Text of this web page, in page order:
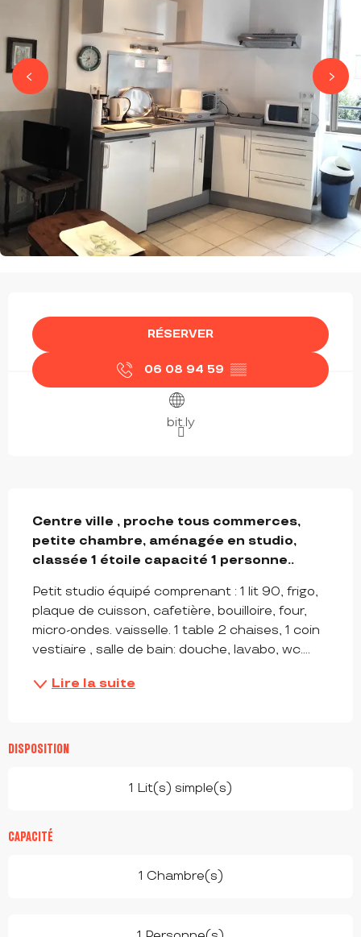
OUVERTURE ET COORDONNÉES
RÉSERVER
06 08 94 59 ▒▒
bit.ly
Centre ville , proche tous commerces,
petite chambre, aménagée en studio,
classée 1 étoile capacité 1 personne..
Petit studio équipé comprenant : 1 lit 90, frigo,
plaque de cuisson, cafetière, bouilloire, four,
micro-ondes. vaisselle. 1 table 2 chaises, 1 coin
vestiaire , salle de bain: douche, lavabo, wc….
Lire la suite
DISPOSITION
1 Lit(s) simple(s)
CAPACITÉ
1 Chambre(s)